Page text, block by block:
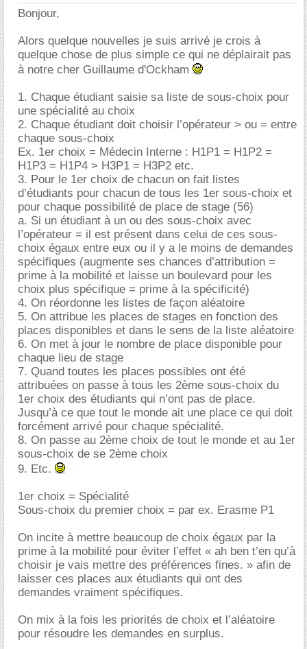
Bonjour,
Alors quelque nouvelles je suis arrivé je crois à
quelque chose de plus simple ce qui ne déplairait pas
à notre cher Guillaume d'Ockham
1. Chaque étudiant saisie sa liste de sous-choix pour
une spécialité au choix
2. Chaque étudiant doit choisir l’opérateur > ou = entre
chaque sous-choix
Ex. 1er choix = Médecin Interne : H1P1 = H1P2 =
H1P3 = H1P4 > H3P1 = H3P2 etc.
3. Pour le 1er choix de chacun on fait listes
d’étudiants pour chacun de tous les 1er sous-choix et
pour chaque possibilité de place de stage (56)
a. Si un étudiant à un ou des sous-choix avec
l’opérateur = il est présent dans celui de ces sous-
choix égaux entre eux ou il y a le moins de demandes
spécifiques (augmente ses chances d’attribution =
prime à la mobilité et laisse un boulevard pour les
choix plus spécifique = prime à la spécificité)
4. On réordonne les listes de façon aléatoire
5. On attribue les places de stages en fonction des
places disponibles et dans le sens de la liste aléatoire
6. On met à jour le nombre de place disponible pour
chaque lieu de stage
7. Quand toutes les places possibles ont été
attribuées on passe à tous les 2ème sous-choix du
1er choix des étudiants qui n’ont pas de place.
Jusqu’à ce que tout le monde ait une place ce qui doit
forcément arrivé pour chaque spécialité.
8. On passe au 2ème choix de tout le monde et au 1er
sous-choix de se 2ème choix
9. Etc.
1er choix = Spécialité
Sous-choix du premier choix = par ex. Erasme P1
On incite à mettre beaucoup de choix égaux par la
prime à la mobilité pour éviter l’effet « ah ben t’en qu’à
choisir je vais mettre des préférences fines. » afin de
laisser ces places aux étudiants qui ont des
demandes vraiment spécifiques.
On mix à la fois les priorités de choix et l’aléatoire
pour résoudre les demandes en surplus.